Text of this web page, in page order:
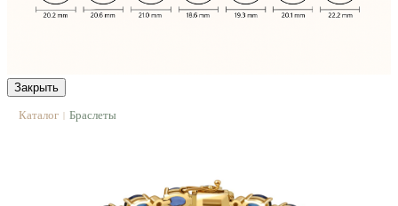
Закрыть
Каталог | Браслеты